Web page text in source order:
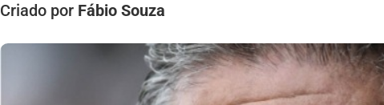
Criado por Fábio Souza